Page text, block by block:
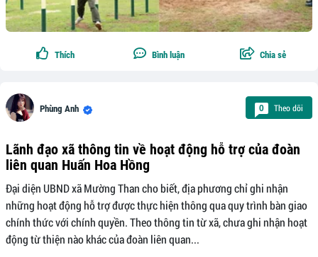
Thích Bình luận Chia sẻ
Phùng Anh 0 Theo dõi
Lãnh đạo xã thông tin về hoạt động hỗ trợ của đoàn
liên quan Huấn Hoa Hồng
Đại diện UBND xã Mường Than cho biết, địa phương chỉ ghi nhận
những hoạt động hỗ trợ được thực hiện thông qua quy trình bàn giao
chính thức với chính quyền. Theo thông tin từ xã, chưa ghi nhận hoạt
động từ thiện nào khác của đoàn liên quan...